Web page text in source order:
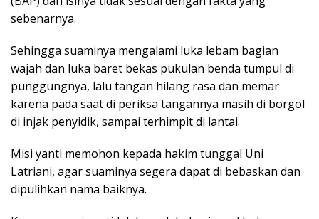
sebenarnya.
Sehingga suaminya mengalami luka lebam bagian
wajah dan luka baret bekas pukulan benda tumpul di
punggungnya, lalu tangan hilang rasa dan memar
karena pada saat di periksa tangannya masih di borgol
di injak penyidik, sampai terhimpit di lantai.
Misi yanti memohon kepada hakim tunggal Uni
Latriani, agar suaminya segera dapat di bebaskan dan
dipulihkan nama baiknya.